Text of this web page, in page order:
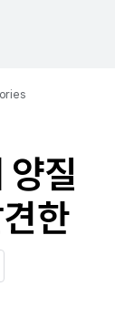
양질
한